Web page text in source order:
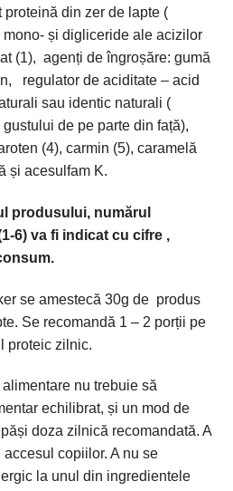
proteină din zer de lapte (
și digliceride ale acizilor
(1), agenți de îngroșăre: gumă
regulator de aciditate – acid
sau identic naturali (
de pe parte din față),
(4), carmin (5), caramelă
și acesulfam K.
produsului, numărul
6) va fi indicat cu cifre ,
se amestecă 30g de produs
Se recomandă 1 – 2 porții pe
proteic zilnic.
nu trebuie să
echilibrat, și un mod de
doza zilnică recomandată. A
copiilor. A nu se
la unul din ingredientele